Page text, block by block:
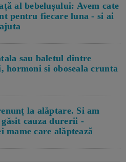
al bebelușului: Avem cate
pentru fiecare luna - si ai
sau baletul dintre
hormoni si oboseala crunta
la alăptare. Si am
cauza durerii -
mame care alăptează